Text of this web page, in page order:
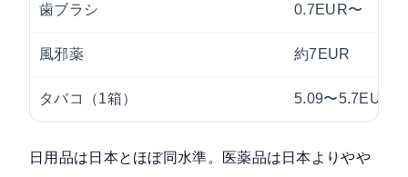
歯ブラシ 0.7EUR〜
風邪薬 約7EUR
タバコ（1箱） 5.09〜5.7EUR
日用品は日本とほぼ同水準。医薬品は日本よりやや